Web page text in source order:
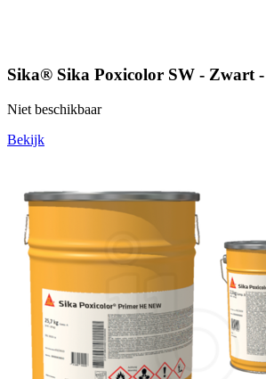
Sika® Sika Poxicolor SW - Zwart
Niet beschikbaar
Bekijk